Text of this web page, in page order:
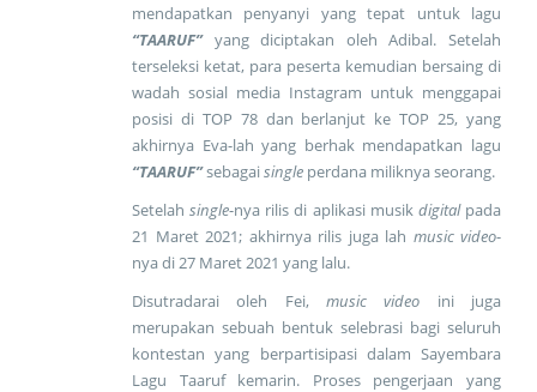
mendapatkan penyanyi yang tepat untuk lagu
“TAARUF”yang diciptakan oleh Adibal. Setelah
terseleksi ketat, para peserta kemudian bersaing di
wadah sosial media Instagram untuk menggapai
posisi di TOP 78 dan berlanjut ke TOP 25, yang
akhirnya Eva-lah yang berhak mendapatkan lagu
“TAARUF”sebagaisingle perdana miliknya seorang.
Setelahsingle-nya rilis di aplikasi musik digitalpada
21 Maret 2021; akhirnya rilis juga lah music video-
nya di 27 Maret 2021 yang lalu.
Disutradarai oleh Fei, music video ini juga
merupakan sebuah bentuk selebrasi bagi seluruh
kontestan yang berpartisipasi dalam Sayembara
Lagu Taaruf kemarin. Proses pengerjaan yang